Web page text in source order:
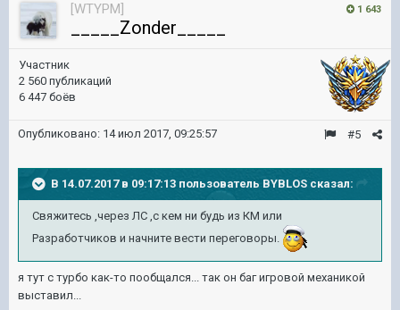
1 643
[WTYPM]
_____Zonder_____
Участник
2 560 публикаций
6 447 боёв
#5
Опубликовано: 14 июл 2017, 09:25:57
В 14.07.2017 в 09:17:13 пользователь BYBLOS сказал:
Свяжитесь ,через ЛС ,с кем ни будь из КМ или
Разработчиков и начните вести переговоры.
я тут с турбо как-то пообщался... так он баг игровой механикой
выставил...